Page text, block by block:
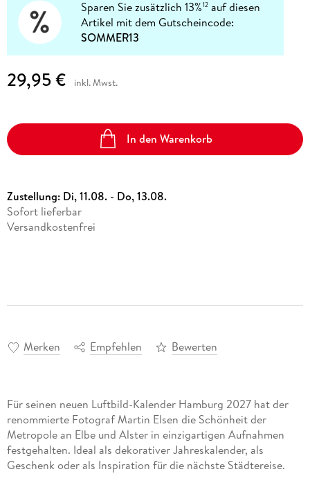
Sparen Sie zusätzlich 13%12 auf diesen
Artikel mit dem Gutscheincode:
SOMMER13
29,95 € inkl. Mwst.
In den Warenkorb
Zustellung: Di, 11.08. - Do, 13.08.
Sofort lieferbar
Versandkostenfrei
Merken Empfehlen Bewerten
Für seinen neuen Luftbild-Kalender Hamburg 2027 hat der
renommierte Fotograf Martin Elsen die Schönheit der
Metropole an Elbe und Alster in einzigartigen Aufnahmen
festgehalten. Ideal als dekorativer Jahreskalender, als
Geschenk oder als Inspiration für die nächste Städtereise.